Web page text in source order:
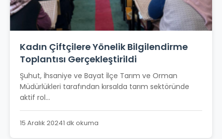
Kadın Çiftçilere Yönelik Bilgilendirme
Toplantısı Gerçekleştirildi
Şuhut, İhsaniye ve Bayat İlçe Tarım ve Orman
Müdürlükleri tarafından kırsalda tarım sektöründe
aktif rol...
15 Aralık 20241 dk okuma